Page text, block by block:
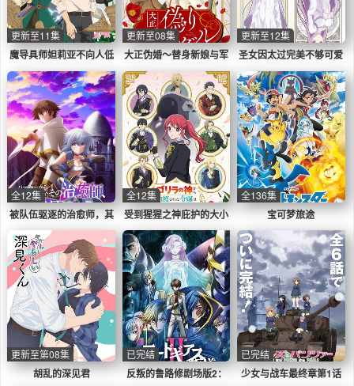
魔导具师妲莉亚不向人低
头
更新至11集
大正伪婚～替身新娘与军
服的猛爱
更新至08集
圣女因太过完美不够可爱
而被废除婚约并卖到邻国
更新至12集
被队伍驱逐的治愈师，其
实是最强的
全12集
受到猩猩之神庇护的大小
姐在皇家骑士团受到宠爱
全12集
宝可梦旅途
全136集
胡乱的深见君
更新至第08集
反叛的鲁路修剧场版2：
已完结
少女与战车最终章第1话
已完结